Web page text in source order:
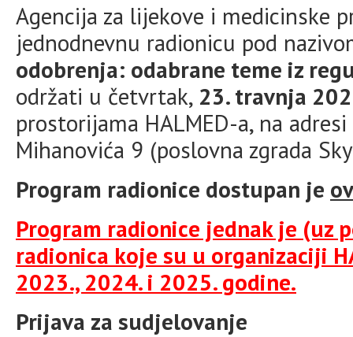
Agencija za lijekove i medicinske
jednodnevnu radionicu pod
odobrenja: odabrane teme iz
održati u četvrtak, 23. travnja
prostorijama HALMED-a, na
Mihanovića 9 (poslovna zgrada
Program radionice dostupan je
Program radionice jednak je (uz
radionica koje su u organizaciji
2023., 2024. i 2025. godine.
Prijava za sudjelovanje